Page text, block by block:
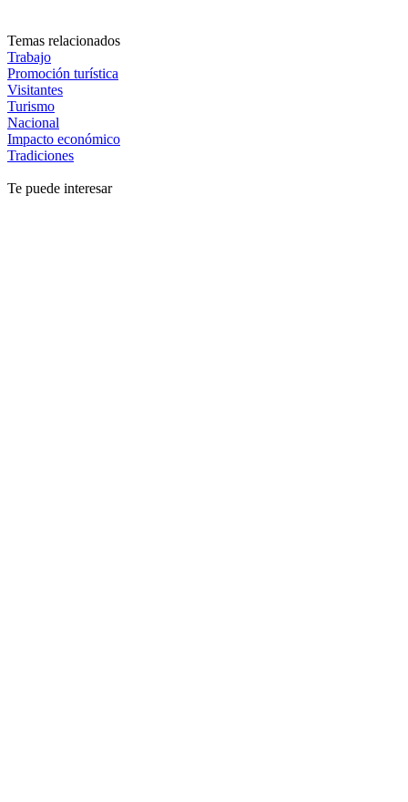
Temas relacionados
Trabajo
Promoción turística
Visitantes
Turismo
Nacional
Impacto económico
Tradiciones
Te puede interesar